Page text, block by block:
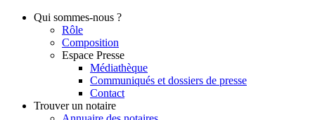
Qui sommes-nous ?
Rôle
Composition
Espace Presse
Médiathèque
Communiqués et dossiers de presse
Contact
Trouver un notaire